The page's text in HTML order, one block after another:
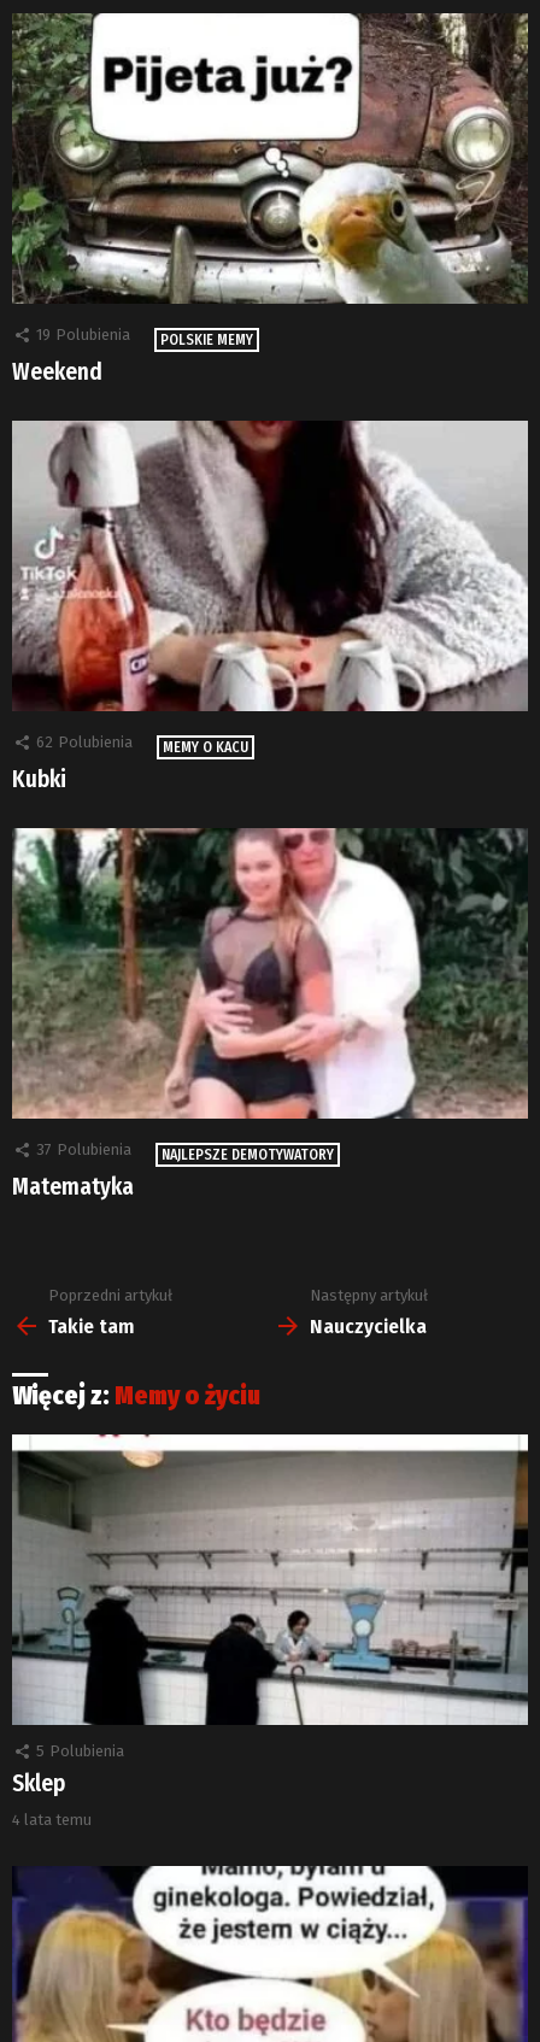
19 Polubienia POLSKIE MEMY
Weekend
62 Polubienia MEMY O KACU
Kubki
37 Polubienia NAJLEPSZE DEMOTYWATORY
Matematyka
Zobacz
więcej
Poprzedni artykuł
Takie tam
Następny artykuł
Nauczycielka
Więcej z: Memy o życiu
5 Polubienia
Sklep
4 lata temu